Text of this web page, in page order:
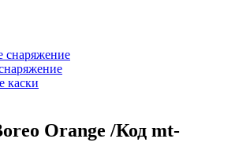
снаряжение
каски
Orange /Код mt-